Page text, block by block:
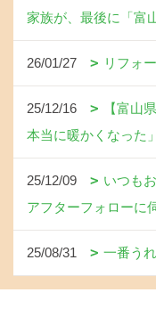
家族が、最後に「富
26/01/27 リフォ
25/12/16
【富山
本当に暖かくなった
25/12/09
いつも
アフターフォローに
25/08/31 一番う